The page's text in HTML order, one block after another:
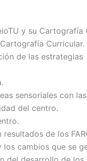
y su Cartografía
Curricular.
de las estrategias
sensoriales con
del centro.
de los
cambios que se